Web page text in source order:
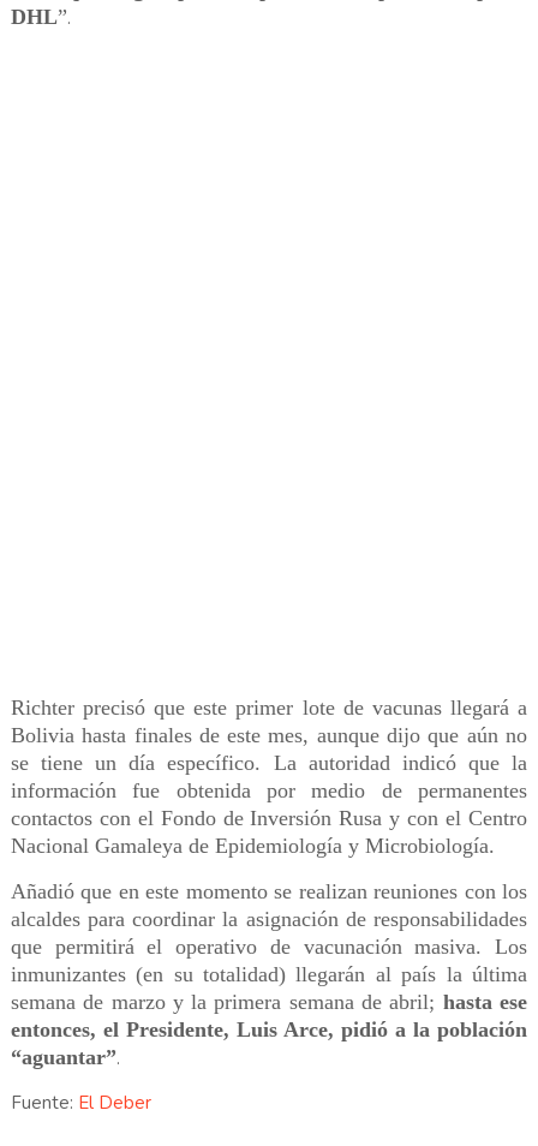
DHL”.
Richter precisó que este primer lote de vacunas llegará a
Bolivia hasta finales de este mes, aunque dijo que aún no
se tiene un día específico. La autoridad indicó que la
información fue obtenida por medio de permanentes
contactos con el Fondo de Inversión Rusa y con el Centro
Nacional Gamaleya de Epidemiología y Microbiología.
Añadió que en este momento se realizan reuniones con los
alcaldes para coordinar la asignación de responsabilidades
que permitirá el operativo de vacunación masiva. Los
inmunizantes (en su totalidad) llegarán al país la última
semana de marzo y la primera semana de abril; hasta ese
entonces, el Presidente, Luis Arce, pidió a la población
“aguantar”.
Fuente: El Deber